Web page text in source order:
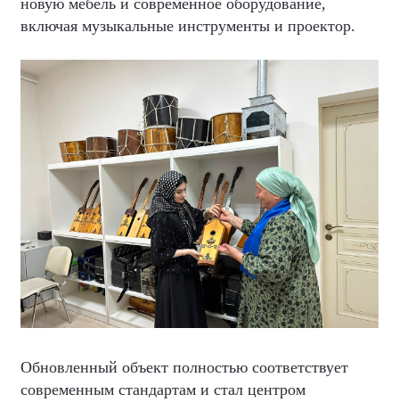
включая музыкальные инструменты и проектор.
Обновленный объект полностью соответствует
современным стандартам и стал центром